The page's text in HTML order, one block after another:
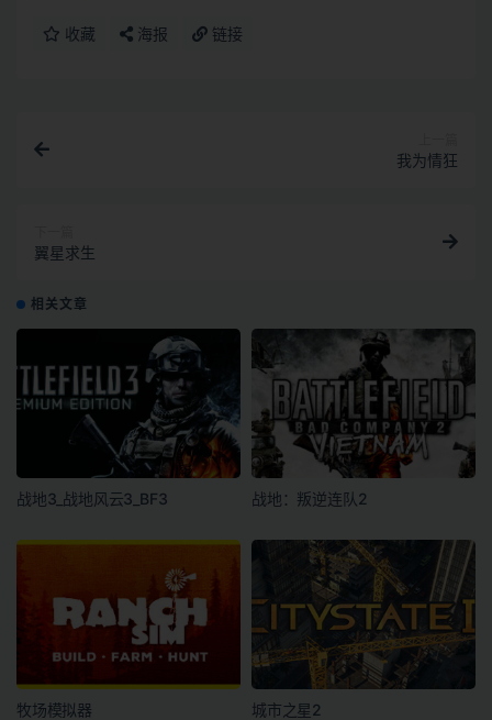
收藏 海报 链接
我为情狂
翼星求生
相关文章
战地3_战地风云3_BF3 战地：叛逆连队2
牧场模拟器 城市之星2